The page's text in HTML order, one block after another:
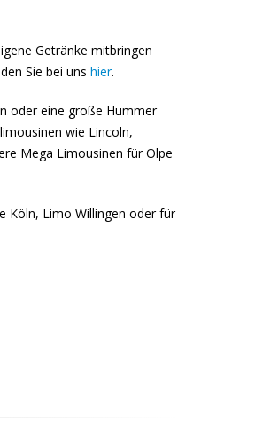
Getränke mitbringen
Sie bei uns hier.
oder eine große Hummer
wie Lincoln,
Mega Limousinen für Olpe
Köln, Limo Willingen oder für